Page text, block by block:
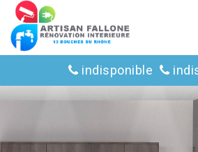
indisponible